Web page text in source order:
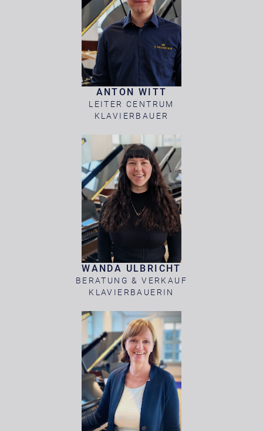
ANTON WITT
LEITER CENTRUM
KLAVIERBAUER
WANDA ULBRICHT
BERATUNG & VERKAUF
KLAVIERBAUERIN